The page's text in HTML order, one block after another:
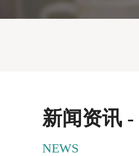
新闻资讯
NEWS